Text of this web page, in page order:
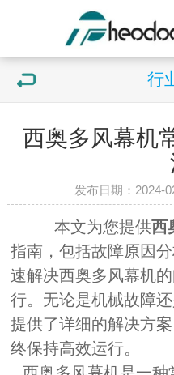
行
西奥多风幕机
发布日期：2024-
本文为您提供西
指南，包括故障原因
速解决西奥多风幕机
行。无论是机械故障
提供了详细的解决方
终保持高效运行。